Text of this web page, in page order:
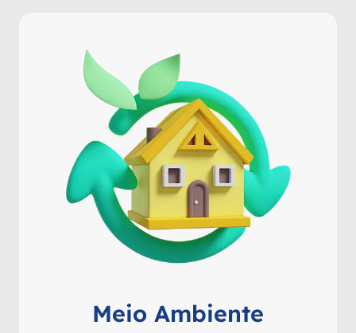
Meio Ambiente